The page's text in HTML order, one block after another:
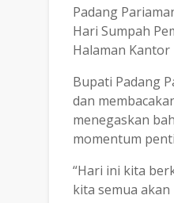
Padang
Hari Sumpah
Halaman Kantor
Bupati Padang
dan
menegaskan
momentum
“Hari ini kita
kita semua